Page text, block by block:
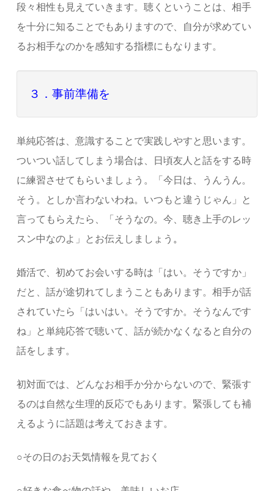
段々相性も見えていきます。聴くということは、相手
を十分に知ることでもありますので、自分が求めてい
るお相手なのかを感知する指標にもなります。
３．事前準備を
単純応答は、意識することで実践しやすと思います。
ついつい話してしまう場合は、日頃友人と話をする時
に練習させてもらいましょう。「今日は、うんうん。
そう。としか言わないわね。いつもと違うじゃん」と
言ってもらえたら、「そうなの。今、聴き上手のレッ
スン中なのよ」とお伝えしましょう 。
婚活で、初めてお会いする時は「はい。そうですか」
だと、話が途切れてしまうこともあります。相手が話
されていたら「はいはい。そうですか。そうなんです
ね」と単純応答で聴いて、話が続かなくなると自分の
話をします。
初対面では、どんなお相手か分からないので、緊張す
るのは自然な生理的反応でもあります。緊張しても補
えるように話題は考えておきます。
○その日のお天気情報を見ておく